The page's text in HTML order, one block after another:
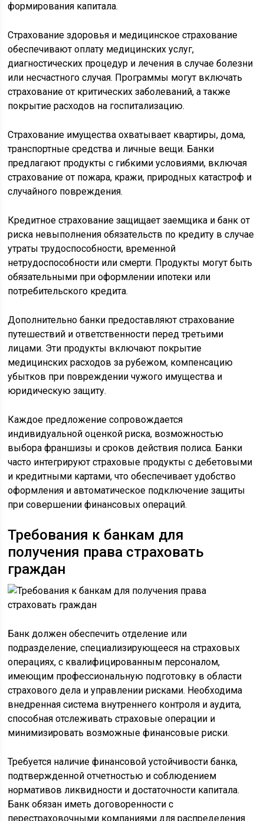
формирования капитала.
Страхование здоровья и медицинское страхование
обеспечивают оплату медицинских услуг,
диагностических процедур и лечения в случае болезни
или несчастного случая. Программы могут включать
страхование от критических заболеваний, а также
покрытие расходов на госпитализацию.
Страхование имущества охватывает квартиры, дома,
транспортные средства и личные вещи. Банки
предлагают продукты с гибкими условиями, включая
страхование от пожара, кражи, природных катастроф и
случайного повреждения.
Кредитное страхование защищает заемщика и банк от
риска невыполнения обязательств по кредиту в случае
утраты трудоспособности, временной
нетрудоспособности или смерти. Продукты могут быть
обязательными при оформлении ипотеки или
потребительского кредита.
Дополнительно банки предоставляют страхование
путешествий и ответственности перед третьими
лицами. Эти продукты включают покрытие
медицинских расходов за рубежом, компенсацию
убытков при повреждении чужого имущества и
юридическую защиту.
Каждое предложение сопровождается
индивидуальной оценкой риска, возможностью
выбора франшизы и сроков действия полиса. Банки
часто интегрируют страховые продукты с дебетовыми
и кредитными картами, что обеспечивает удобство
оформления и автоматическое подключение защиты
при совершении финансовых операций.
Требования к банкам для
получения права страховать
граждан
Банк должен обеспечить отделение или
подразделение, специализирующееся на страховых
операциях, с квалифицированным персоналом,
имеющим профессиональную подготовку в области
страхового дела и управлении рисками. Необходима
внедренная система внутреннего контроля и аудита,
способная отслеживать страховые операции и
минимизировать возможные финансовые риски.
Требуется наличие финансовой устойчивости банка,
подтвержденной отчетностью и соблюдением
нормативов ликвидности и достаточности капитала.
Банк обязан иметь договоренности с
перестраховочными компаниями для распределения